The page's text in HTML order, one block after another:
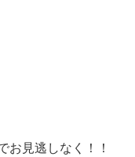
お見逃しなく！！